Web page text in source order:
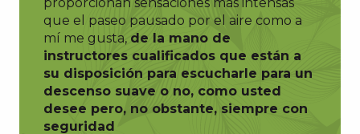
que el paseo pausado por el aire como a
mí me gusta, de la mano de
instructores cualificados que están a
su disposición para escucharle para un
descenso suave o no, como usted
desee pero, no obstante, siempre con
seguridad